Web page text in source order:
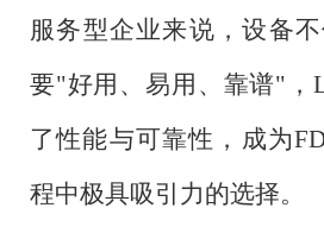
服务型企业来说，设备
要"好用、易用、靠谱"，
了性能与可靠性，成为
程中极具吸引力的选择。